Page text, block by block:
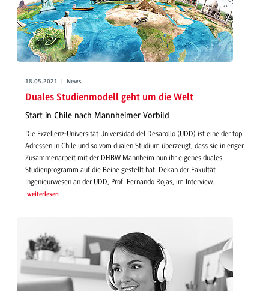
18.05.2021 | News
Duales Studienmodell geht um die Welt
Start in Chile nach Mannheimer Vorbild
Die Exzellenz-Universität Universidad del Desarollo (UDD) ist eine der top
Adressen in Chile und so vom dualen Studium überzeugt, dass sie in enger
Zusammenarbeit mit der DHBW Mannheim nun ihr eigenes duales
Studienprogramm auf die Beine gestellt hat. Dekan der Fakultät
Ingenieurwesen an der UDD, Prof. Fernando Rojas, im Interview.
weiterlesen